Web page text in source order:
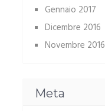
Gennaio 2017
Dicembre 2016
Novembre 2016
Meta